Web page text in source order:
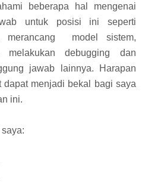
beberapa hal mengenai
untuk posisi ini seperti
merancang model sistem,
melakukan debugging dan
jawab lainnya. Harapan
dapat menjadi bekal bagi saya
ini.